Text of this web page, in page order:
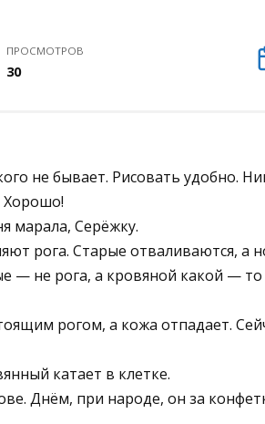
ПРОСМОТРОВ
30
не бывает. Рисовать удобно.
Хорошо!
марала, Серёжку.
рога. Старые отваливаются, а
— не рога, а кровяной какой — то
рогом, а кожа отпадает.
катает в клетке.
Днём, при народе, он за